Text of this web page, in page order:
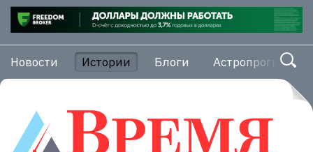
Новости Истории Блоги Астропрогноз